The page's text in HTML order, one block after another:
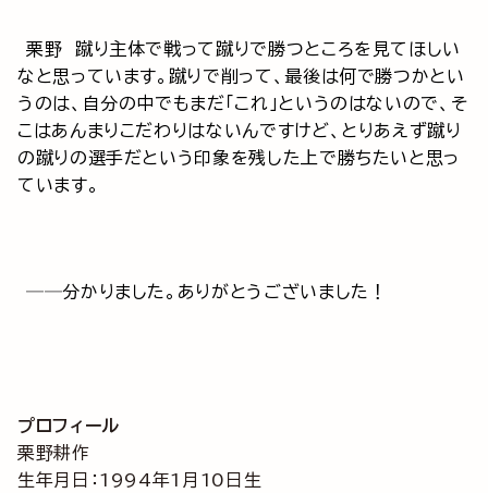
栗野 蹴り主体で戦って蹴りで勝つところを見てほしい
なと思っています。蹴りで削って、最後は何で勝つかとい
うのは、自分の中でもまだ「これ」というのはないので、そ
こはあんまりこだわりはないんですけど、とりあえず蹴り
の蹴りの選手だという印象を残した上で勝ちたいと思っ
ています。
──分かりました。ありがとうございました！
プロフィール
栗野耕作
生年月日：1994年1月10日生